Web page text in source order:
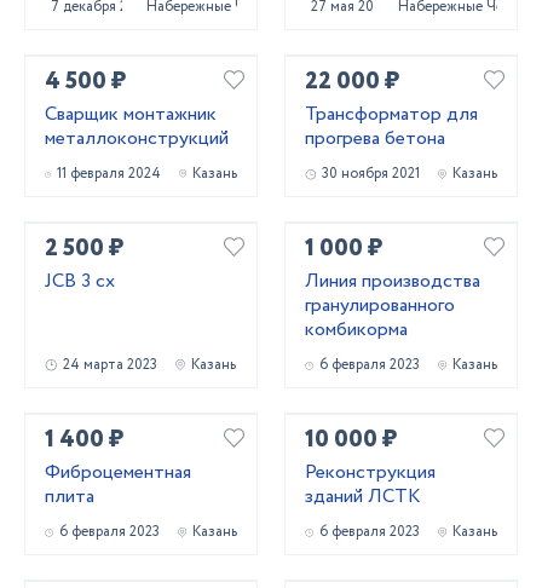
7 декабря 2023Набережные Челны 27 мая 2023 Набережные Челны
4 500 ₽
Сварщик монтажник
металлоконструкций
11 февраля 2024 Казань
22 000 ₽
Трансформатор для
прогрева бетона
30 ноября 2021 Казань
2 500 ₽
JCB 3 cx
24 марта 2023 Казань
1 000 ₽
Линия производства
гранулированного
комбикорма
6 февраля 2023 Казань
1 400 ₽
Фиброцементная
плита
6 февраля 2023 Казань
10 000 ₽
Реконструкция
зданий ЛСТК
6 февраля 2023 Казань